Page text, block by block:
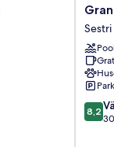
Sestri
Levante
Sestri
Pool
8.2
av
8,2